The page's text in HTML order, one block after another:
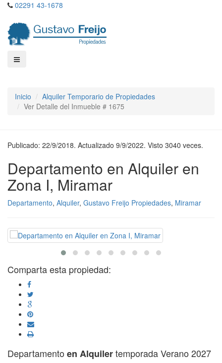
02291 43-1678
Inicio
Alquiler Temporario de Propiedades
Ver Detalle del Inmueble # 1675
Publicado: 22/9/2018. Actualizado 9/9/2022. Visto 3040 veces.
Departamento en Alquiler en
Zona I, Miramar
Departamento, Alquiler, Gustavo Freijo Propiedades, Miramar
Comparta esta propiedad:
Departamento en Alquilertemporada Verano 2027